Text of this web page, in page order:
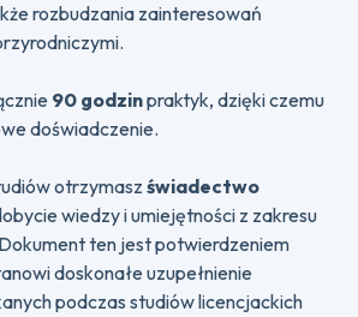
rozbudzania zainteresowań
90 godzinpraktyk, dzięki czemu
doświadczenie.
otrzymasz świadectwo
wiedzy i umiejętności z zakresu
ten jest potwierdzeniem
doskonałe uzupełnienie
podczas studiów licencjackich